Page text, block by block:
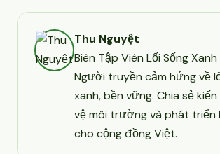
Thu Nguyệt
Biên Tập Viên Lối Sống Xanh
Người truyền cảm hứng về
xanh, bền vững. Chia sẻ
vệ môi trường và phát triển
cho cộng đồng Việt.